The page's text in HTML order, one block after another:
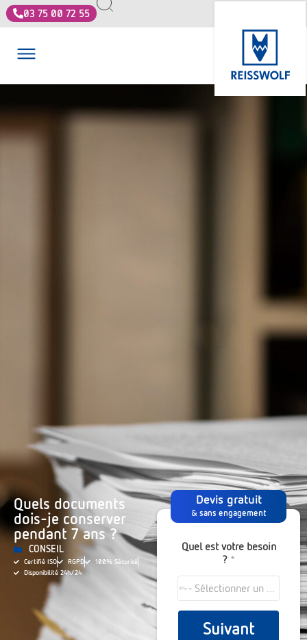
03 75 00 72 55
Quels documents
dois-je conserver
pendant 7 ans ?
CONSEIL
Certifié ISO RGPD
100% Sécurisé
Disponibilité 24h/24
Devis gratuit
& sans engagement
Quel est votre besoin
? *
--- Sélectionner un choix ---
Suivant